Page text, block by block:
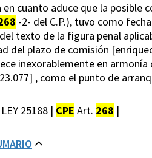
en cuanto aduce que la
-2- del C.P.), tuvo como
texto de la figura penal
del plazo de comisión
inexorablemente en
, como el punto de
25188 | CPE Art. 268 |